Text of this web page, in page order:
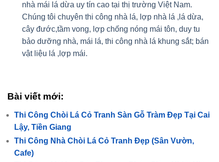
nhà mái lá dừa uy tín cao tại thị trường Việt Nam.
Chúng tôi chuyên thi công nhà lá, lợp nhà lá ,lá dừa,
cây đước,tầm vong, lợp chống nóng mái tôn, duy tu
bảo dưỡng nhà, mái lá, thi công nhà lá khung sắt; bán
vật liệu lá ,lợp mái.
Bài viết mới:
Thi Công Chòi Lá Cỏ Tranh Sàn Gỗ Tràm Đẹp Tại Cai
Lậy, Tiền Giang
Thi Công Nhà Chòi Lá Cỏ Tranh Đẹp (Sân Vườn,
Cafe)